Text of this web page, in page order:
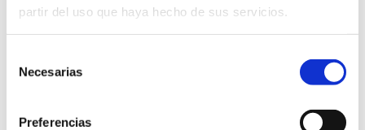
partir del uso que haya hecho de sus servicios.
Necesarias
Preferencias
Otros servicios de la clínica